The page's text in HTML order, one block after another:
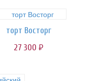
торт Восторг
27 300 руб.